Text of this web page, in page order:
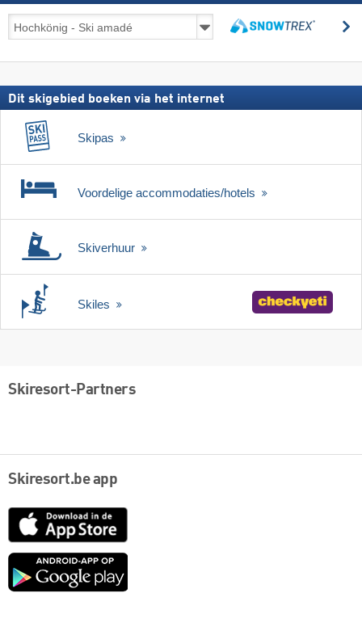
incl.
Dit skigebied boeken via het internet
Skipas
Voordelige accommodaties/hotels
Skiverhuur
Skiles
Skiresort-Partners
Skiresort.be app
App
Google